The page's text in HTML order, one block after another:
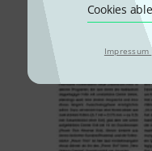
Cookies
Impressum